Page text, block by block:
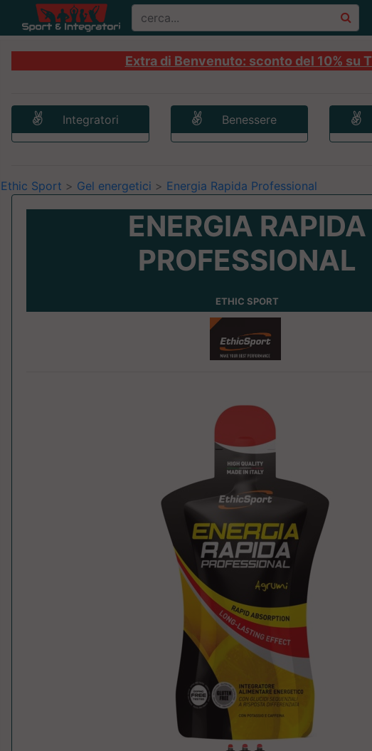
Extra di Benvenuto: sconto del 10%
Integratori Benessere
Ethic Sport > Gel energetici > Energia Rapida Professional
ENERGIA RAPIDA
PROFESSIONAL
ETHIC SPORT